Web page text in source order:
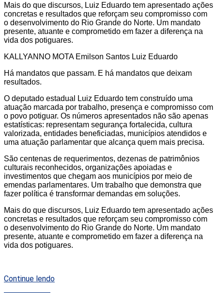
Mais do que discursos, Luiz Eduardo tem apresentado ações
concretas e resultados que reforçam seu compromisso com
o desenvolvimento do Rio Grande do Norte. Um mandato
presente, atuante e comprometido em fazer a diferença na
vida dos potiguares.
KALLYANNO MOTA Emilson Santos Luiz Eduardo
Há mandatos que passam. E há mandatos que deixam
resultados.
O deputado estadual Luiz Eduardo tem construído uma
atuação marcada por trabalho, presença e compromisso com
o povo potiguar. Os números apresentados não são apenas
estatísticas: representam segurança fortalecida, cultura
valorizada, entidades beneficiadas, municípios atendidos e
uma atuação parlamentar que alcança quem mais precisa.
São centenas de requerimentos, dezenas de patrimônios
culturais reconhecidos, organizações apoiadas e
investimentos que chegam aos municípios por meio de
emendas parlamentares. Um trabalho que demonstra que
fazer política é transformar demandas em soluções.
Mais do que discursos, Luiz Eduardo tem apresentado ações
concretas e resultados que reforçam seu compromisso com
o desenvolvimento do Rio Grande do Norte. Um mandato
presente, atuante e comprometido em fazer a diferença na
vida dos potiguares.
Continue lendo